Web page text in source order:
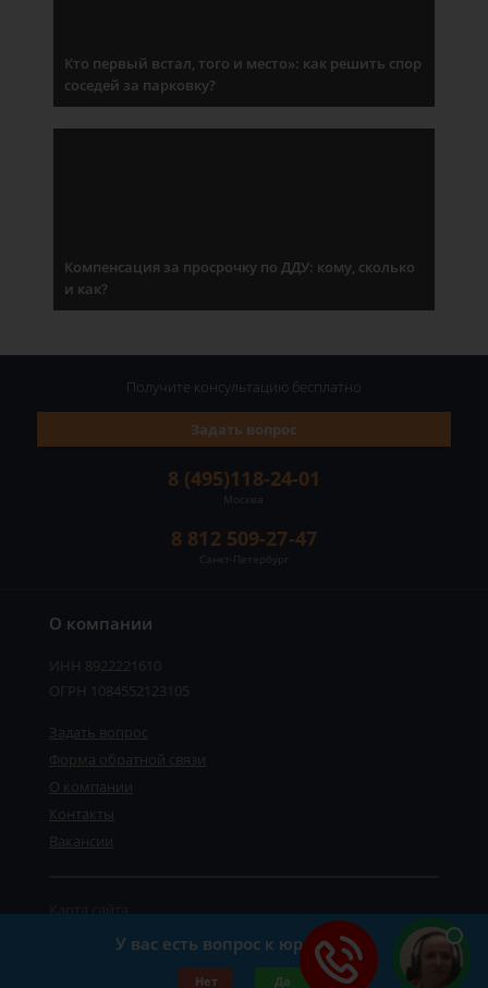
Кто первый встал, того и место»: как решить спор
соседей за парковку?
Компенсация за просрочку по ДДУ: кому, сколько
и как?
О компании
ИНН 8922221610
ОГРН 1084552123105
Задать вопрос
Форма обратной связи
О компании
Контакты
Вакансии
©2019-2026 Все права защищены.
Карта сайта
Политика персональных данных
8 (495)118-24-01
Москва
8 812 509-27-47
Санкт-Петербург
Задать вопрос
Получите консультацию бесплатно
У вас есть вопрос к юристу?
Нет Да